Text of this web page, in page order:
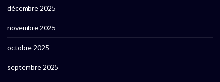
décembre 2025
novembre 2025
octobre 2025
septembre 2025